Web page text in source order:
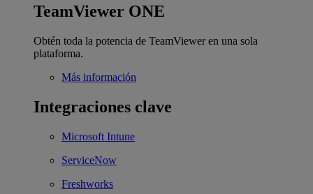
TeamViewer ONE
Obtén toda la potencia de TeamViewer en una sola
plataforma.
Más información
Integraciones clave
Microsoft Intune
ServiceNow
Freshworks